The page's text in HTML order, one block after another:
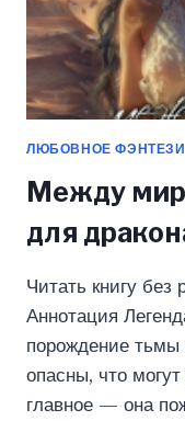
ЛЮБОВНОЕ ФЭНТЕЗИ
Между
для
Читать книгу без
Аннотация
порождение тьмы
опасны, что
главное — она